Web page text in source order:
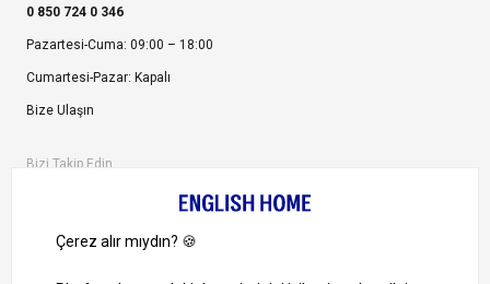
0 850 724 0 346
Pazartesi-Cuma: 09:00 – 18:00
Cumartesi-Pazar: Kapalı
Bize Ulaşın
Bizi Takip Edin